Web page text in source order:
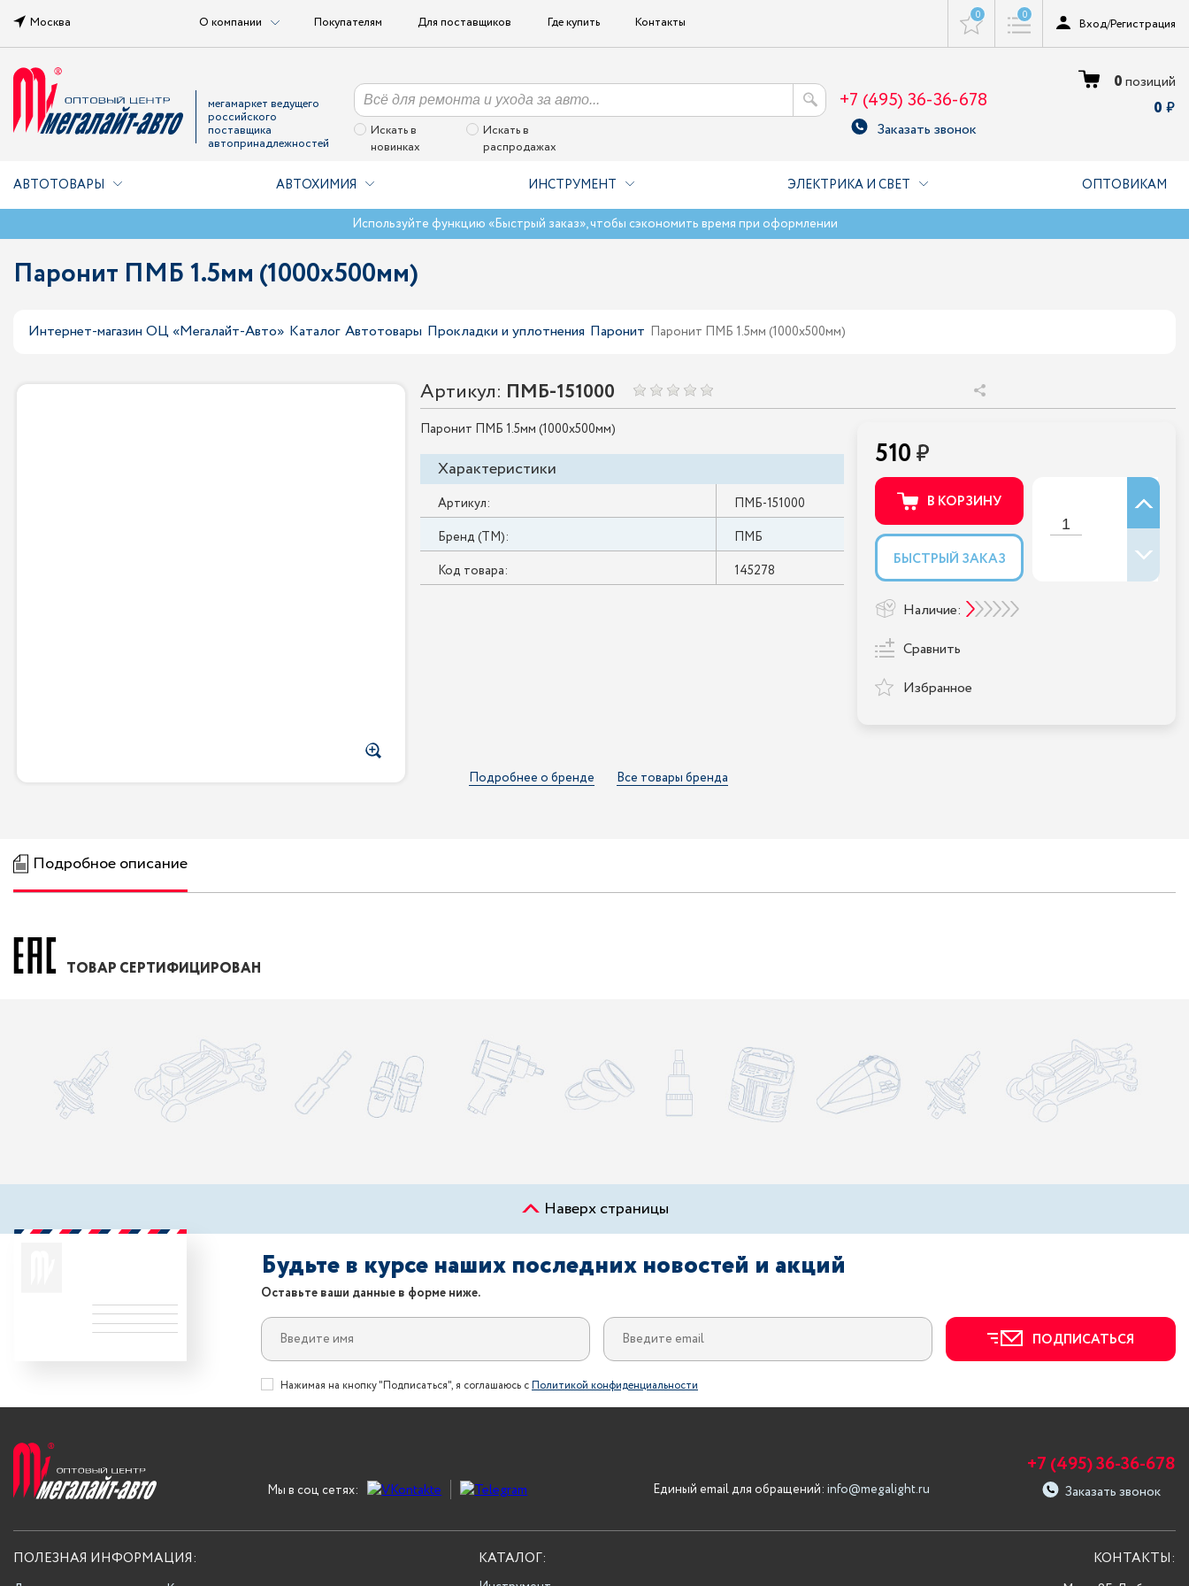
Москва О компании Покупателям Для поставщиков Где купить Контакты 0 0
Вход/Регистрация
мегамаркет ведущего
российского
поставщика
автопринадлежностей
Искать в
новинках
Искать в
распродажах
+7 (495) 36-36-678
Заказать звонок
0позиций
0
АВТОТОВАРЫ АВТОХИМИЯ ИНСТРУМЕНТ ЭЛЕКТРИКА И СВЕТ ОПТОВИКАМ
Используйте функцию «Быстрый заказ», чтобы сэкономить время при оформлении
Паронит ПМБ 1.5мм (1000х500мм)
Интернет-магазин ОЦ «Мегалайт-Авто» Каталог Автотовары Прокладки и уплотнения Паронит Паронит ПМБ 1.5мм (1000х500мм)
Артикул: ПМБ-151000
Паронит ПМБ 1.5мм (1000х500мм)
Характеристики
Артикул:
ПМБ-151000
Бренд (ТМ):
ПМБ
Код товара:
145278
510
В КОРЗИНУ
БЫСТРЫЙ ЗАКАЗ
Наличие:
Сравнить
Избранное
Подробнее о бренде Все товары бренда
Подробное описание
ТОВАР СЕРТИФИЦИРОВАН
Наверх страницы
Будьте в курсе наших последних новостей и акций
Оставьте ваши данные в форме ниже.
ПОДПИСАТЬСЯ
Нажимая на кнопку "Подписаться", я соглашаюсь сПолитикой конфиденциальности
Мы в соц сетях: Единый email для обращений: info@megalight.ru
+7 (495) 36-36-678
Заказать звонок
ПОЛЕЗНАЯ ИНФОРМАЦИЯ: КАТАЛОГ: КОНТАКТЫ: